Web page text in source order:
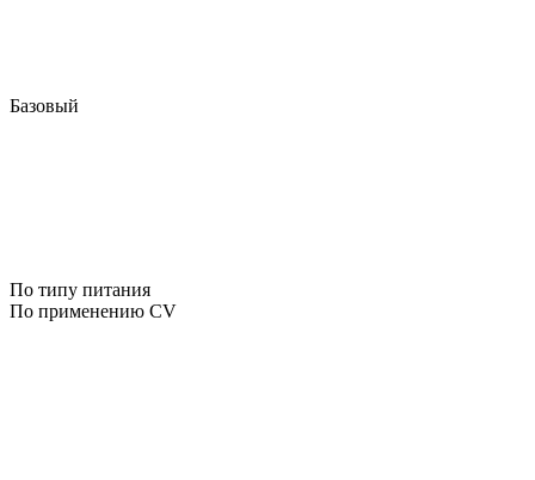
Базовый
По типу питания
По применению CV